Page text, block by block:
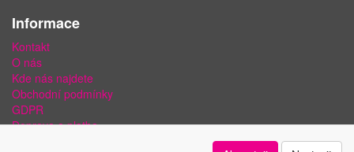
Informace
Kontakt
O nás
Kde nás najdete
Obchodní podmínky
GDPR
Doprava a platba